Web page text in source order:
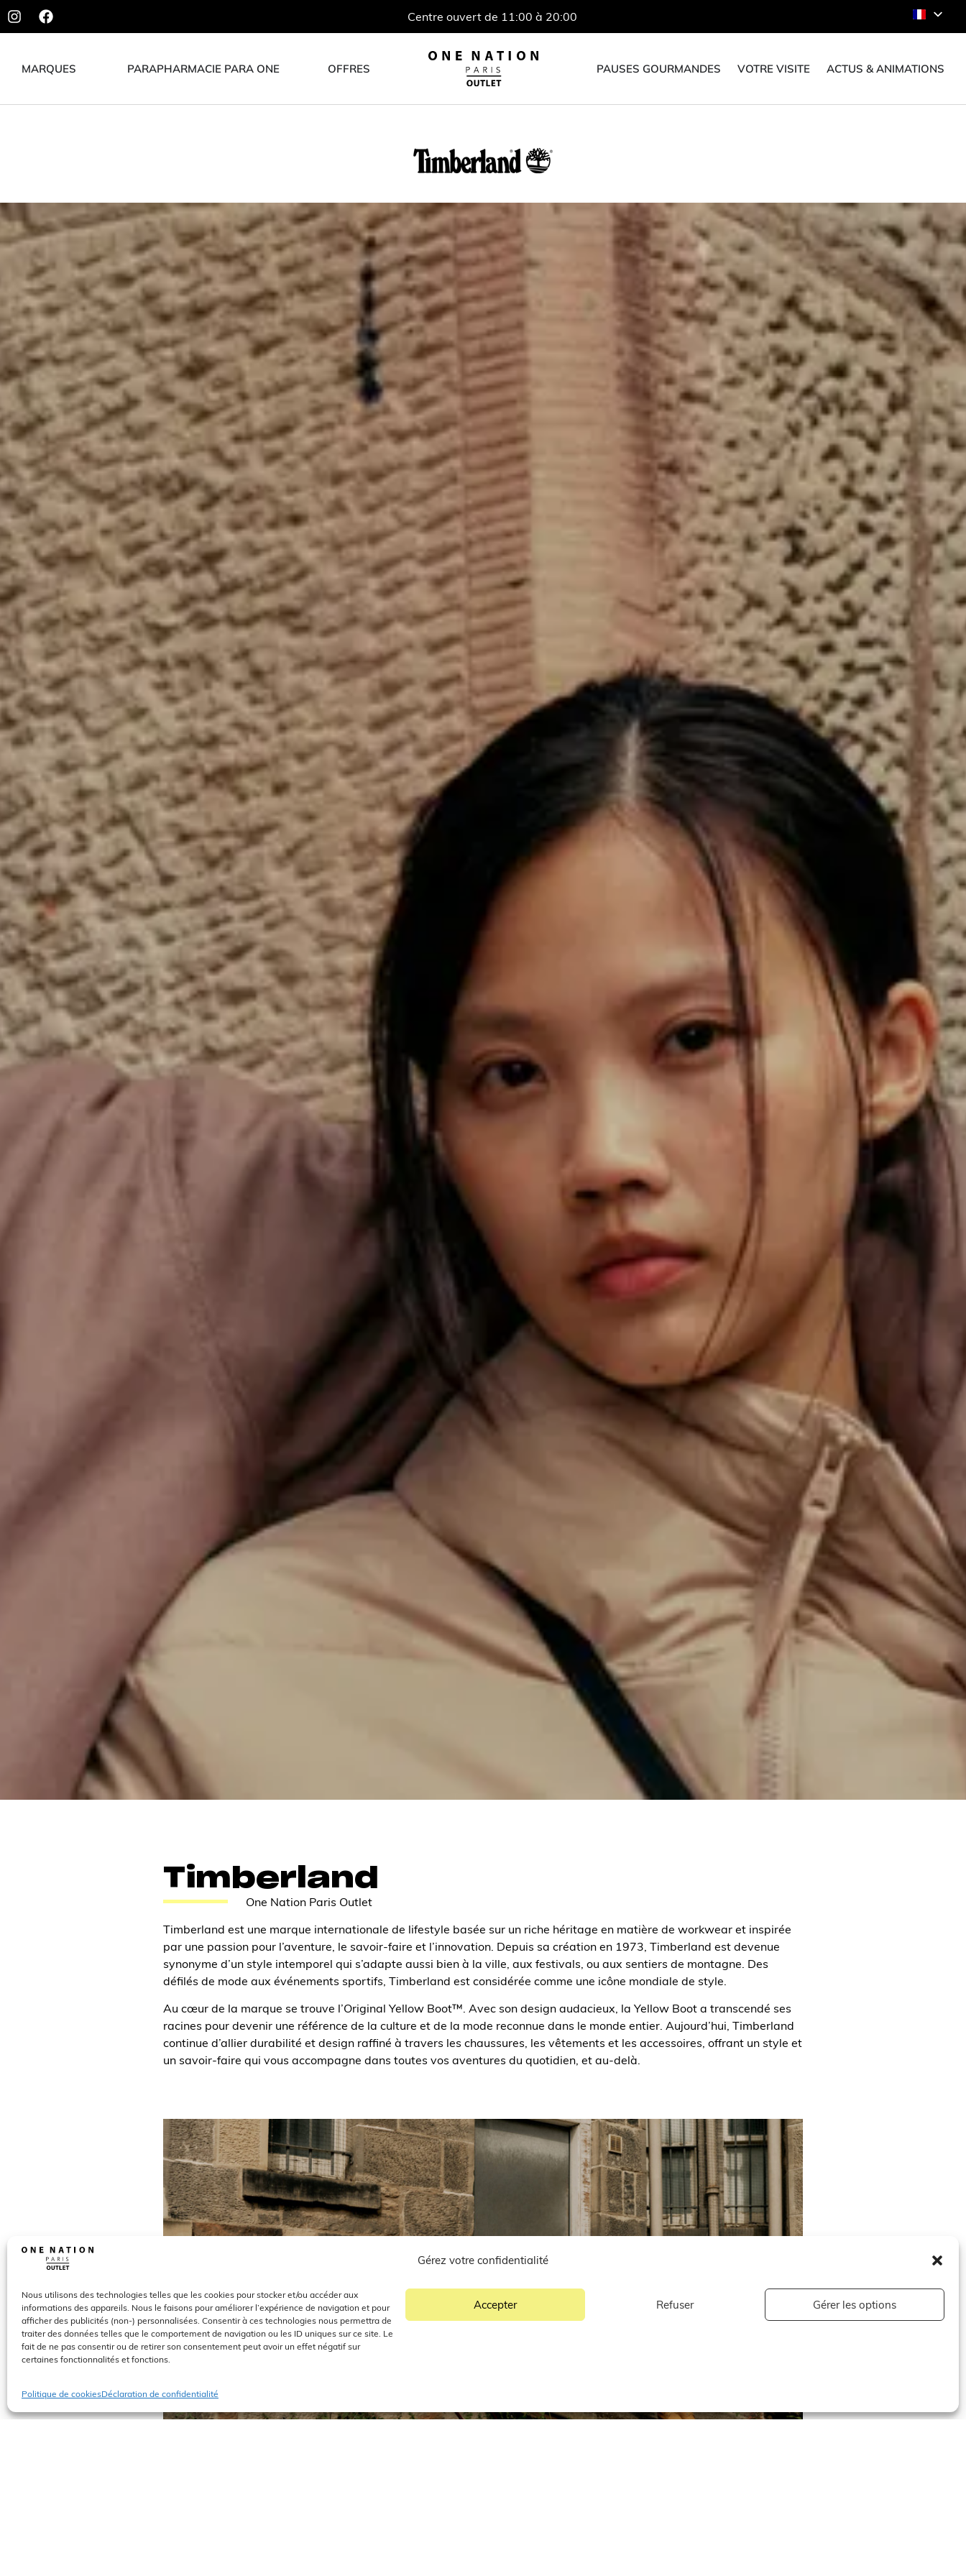
Gérez votre confidentialité
Nous utilisons des technologies telles que les cookies pour stocker et/ou accéder aux
informations des appareils. Nous le faisons pour améliorer l’expérience de navigation et pour
afficher des publicités (non-) personnalisées. Consentir à ces technologies nous permettra de
traiter des données telles que le comportement de navigation ou les ID uniques sur ce site. Le
fait de ne pas consentir ou de retirer son consentement peut avoir un effet négatif sur
certaines fonctionnalités et fonctions.
Accepter Refuser Gérer les options
Politique de cookiesDéclaration de confidentialité
Centre ouvert de 11:00 à 20:00
MARQUES PARAPHARMACIE PARA ONE OFFRES PAUSES GOURMANDES VOTRE VISITE ACTUS & ANIMATIONS
Timberland
One Nation Paris Outlet
Timberland est une marque internationale de lifestyle basée sur un riche héritage en matière de workwear et inspirée
par une passion pour l’aventure, le savoir-faire et l’innovation. Depuis sa création en 1973, Timberland est devenue
synonyme d’un style intemporel qui s’adapte aussi bien à la ville, aux festivals, ou aux sentiers de montagne. Des
défilés de mode aux événements sportifs, Timberland est considérée comme une icône mondiale de style.
Au cœur de la marque se trouve l’Original Yellow Boot™. Avec son design audacieux, la Yellow Boot a transcendé ses
racines pour devenir une référence de la culture et de la mode reconnue dans le monde entier. Aujourd’hui, Timberland
continue d’allier durabilité et design raffiné à travers les chaussures, les vêtements et les accessoires, offrant un style et
un savoir-faire qui vous accompagne dans toutes vos aventures du quotidien, et au-delà.